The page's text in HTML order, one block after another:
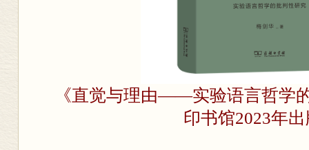
《直觉与理由——实验语言哲学
印书馆2023年